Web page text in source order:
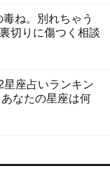
ね。別れちゃう
切りに傷つく相談
座占いランキン
なたの星座は何